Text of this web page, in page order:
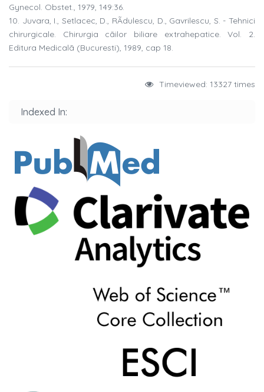
Gynecol. Obstet., 1979, 149:36.
10. Juvara, I., Setlacec, D., RÃdulescu, D., Gavrilescu, S. - Tehnici
chirurgicale. Chirurgia cãilor biliare extrahepatice. Vol. 2.
Editura Medicalã (Bucuresti), 1989, cap 18.
Timeviewed: 13327 times
Indexed In: